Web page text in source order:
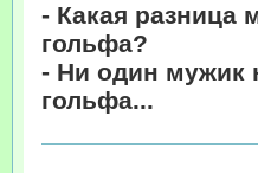
- Какая разница
гольфа?
- Ни один мужик
гольфа...